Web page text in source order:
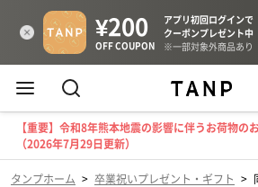
【重要】令和8年熊本地震の影響に伴うお荷物の
（2026年7月29日更新）
タンプホーム > 卒業祝いプレゼント・ギフト >